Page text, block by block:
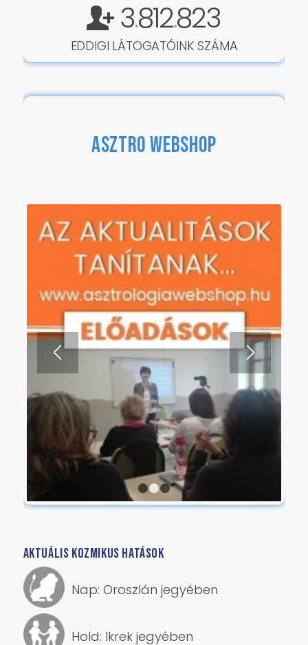
3.812.823
EDDIGI LÁTOGATÓINK SZÁMA
ASZTRO WEBSHOP
AKTUÁLIS KOZMIKUS HATÁSOK
Nap: Oroszlán jegyében
Hold: Ikrek jegyében